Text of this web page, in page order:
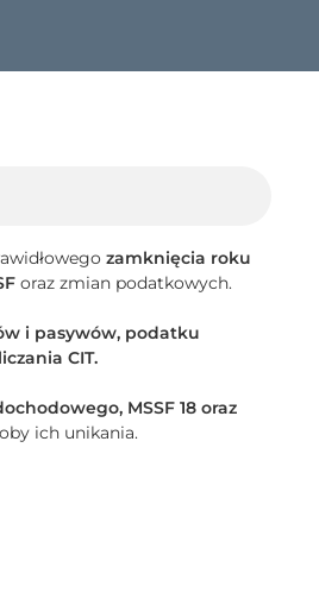
zamknięcia roku
oraz zmian podatkowych.
i pasywów, podatku
CIT.
MSSF 18 oraz
ich unikania.